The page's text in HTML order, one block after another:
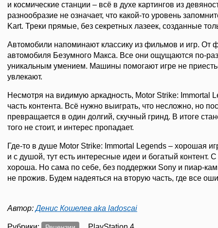
и космические станции – всё в духе картингов из
разнообразие не означает, что какой-то уровень
Kart. Треки прямые, без секретных лазеек, созданные
Автомобили напоминают классику из фильмов и игр. От
автомобиля Безумного Макса. Все они ощущаются по-
уникальным умением. Машины помогают игре не
увлекают.
Несмотря на видимую аркадность, Motor Strike: Immortal
часть контента. Всё нужно выиграть, что несложно, но
превращается в один долгий, скучный гринд. В итоге
того не стоит, и интерес пропадает.
Где-то в душе Motor Strike: Immortal Legends – хорошая
и с душой, тут есть интересные идеи и богатый контент.
хороша. Но сама по себе, без поддержки Sony и пиар-
не прожив. Будем надеяться на вторую часть, где все
Автор:Денис Кошелев aka ladoscai